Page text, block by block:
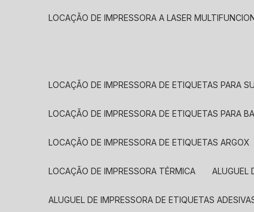
LOCAÇÃO DE IMPRESSORA A LASER
LOCAÇÃO DE IMPRESSORA DE ETIQUETAS PARA
LOCAÇÃO DE IMPRESSORA DE ETIQUETAS PARA
LOCAÇÃO DE IMPRESSORA DE ETIQUETAS ARGOX
LOCAÇÃO DE IMPRESSORA TÉRMICA
ALUGUEL DE IMPRESSORA DE ETIQUETAS